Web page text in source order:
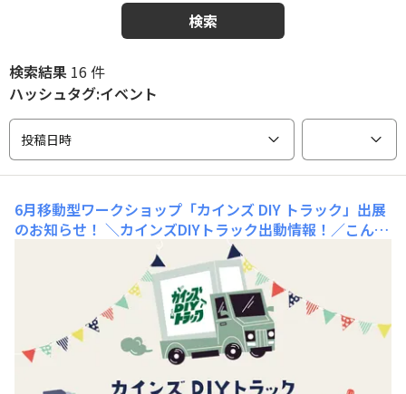
検索
検索結果 16 件
ハッシュタグ:イベント
投稿日時
6月移動型ワークショップ「カインズ DIY トラック」出展
のお知らせ！ ＼カインズDIYトラック出動情報！／こんに
ちは😃カインズです!本日は移動型「カインズ DIY トラッ
ク」6月出展のお知らせです📢【CHIGASAKI COMMUNIT
Y FESTIVAL】開催日程はこちら!📅日付6月7日(日)🕰️時間
10:00〜16:30📍場所第一カッターきいろ公園🧰ワークショ